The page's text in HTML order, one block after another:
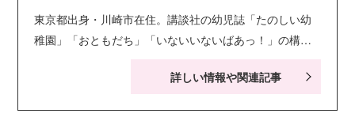
東京都出身・川崎市在住。講談社の幼児誌「たのしい幼
稚園」「おともだち」「いないいないばあっ！」の構
ック・知育ドリルなども手がける。現在小学生の娘２人
詳しい情報や関連記事